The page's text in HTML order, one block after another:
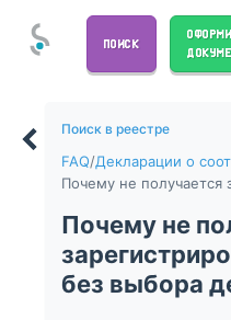
ПОИСК
Поиск в реестре
FAQ/Декларации о
Почему не
без выбора